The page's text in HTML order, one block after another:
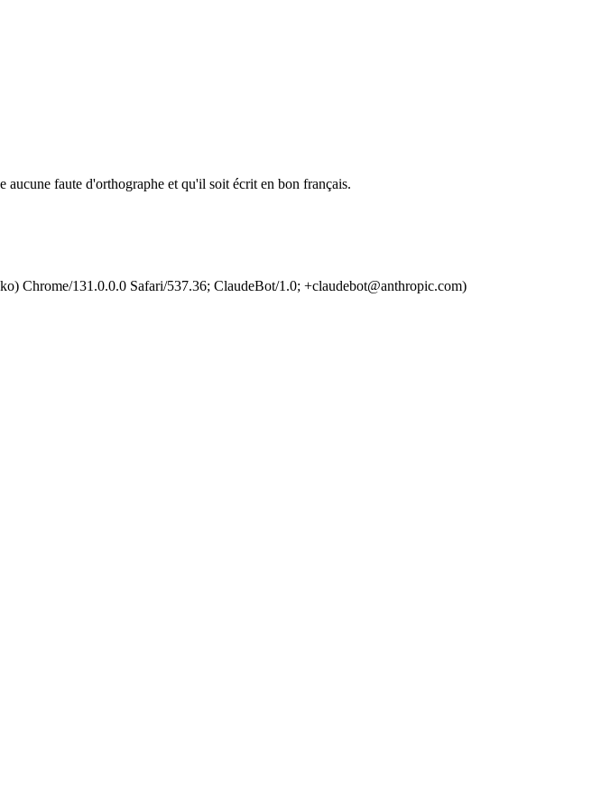
faute d'orthographe et qu'il soit écrit en bon français.
131.0.0.0 Safari/537.36; ClaudeBot/1.0; +claudebot@anthropic.com)